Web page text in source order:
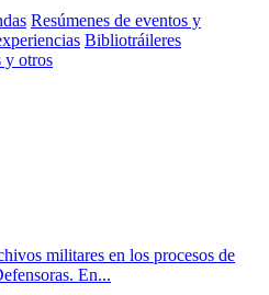
Resúmenes de eventos y
Bibliotráileres
y otros
militares en los procesos de
En...